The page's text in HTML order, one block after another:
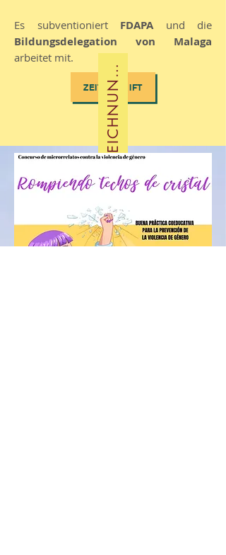
Es subventioniert FDAPAund die
Bildungsdelegation von Malaga
arbeitet mit.
ZEITSCHRIFT
A
U
S
Z
E
I
C
H
N
U
N
G
E
N
V
I
A
U
S
G
A
B
E